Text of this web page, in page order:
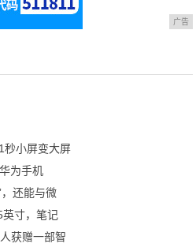
广告
秒小屏变大屏
为手机
还能与微
英寸，笔记
获赠一部智